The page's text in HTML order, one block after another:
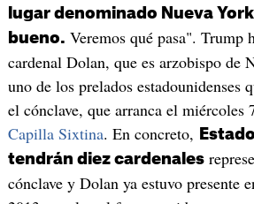
lugar denominado Nueva
bueno. Veremos qué pasa". Trump
cardenal Dolan, que es arzobispo de
uno de los prelados estadounidenses
el cónclave, que arranca el miércoles
Capilla Sixtina. En concreto,
tendrán diez cardenales
cónclave y Dolan ya estuvo presente